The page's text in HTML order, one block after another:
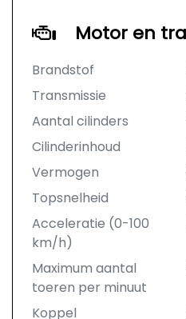
Motor en
Brandstof
Transmissie
Aantal cilinders
Cilinderinhoud
Vermogen
Topsnelheid
Acceleratie (0-100
km/h)
Maximum aantal
toeren per minuut
Koppel